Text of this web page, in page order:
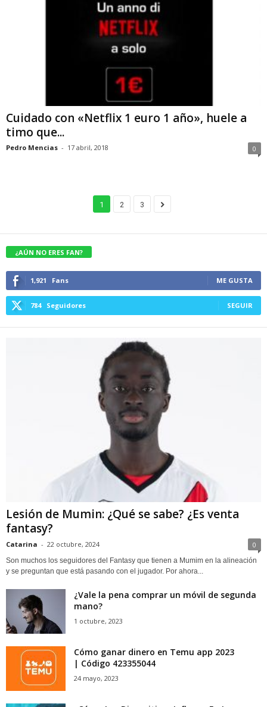
Cuidado con «Netflix 1 euro 1 año», huele a
timo que...
Pedro Mencias - 17 abril, 2018 0
1 2 3
¿AÚN NO ERES FAN?
1,921 Fans ME GUSTA
784 Seguidores SEGUIR
Lesión de Mumin: ¿Qué se sabe? ¿Es venta
fantasy?
Catarina - 22 octubre, 2024 0
Son muchos los seguidores del Fantasy que tienen a Mumim en la alineación
y se preguntan que está pasando con el jugador. Por ahora...
¿Vale la pena comprar un móvil de segunda
mano?
1 octubre, 2023
Cómo ganar dinero en Temu app 2023
| Código 423355044
24 mayo, 2023